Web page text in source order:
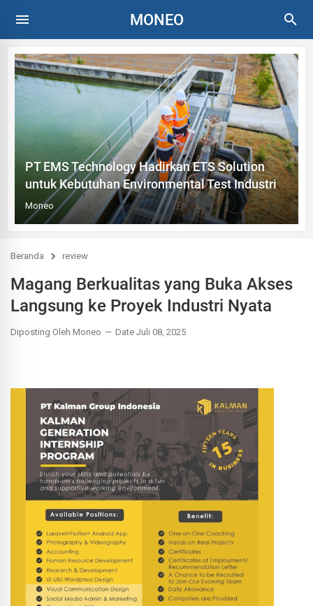
MONEO
PT EMS Technology Hadirkan ETS Solution
untuk Kebutuhan Environmental Test Industri
Moneo
Beranda review
Magang Berkualitas yang Buka Akses
Langsung ke Proyek Industri Nyata
Diposting Oleh Moneo Date Juli 08, 2025